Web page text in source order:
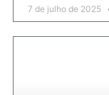
7 de julho de 2025